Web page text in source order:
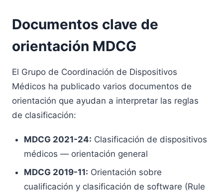
Documentos clave de
orientación MDCG
El Grupo de Coordinación de Dispositivos
Médicos ha publicado varios documentos de
orientación que ayudan a interpretar las reglas
de clasificación:
MDCG 2021-24: Clasificación de dispositivos
médicos — orientación general
MDCG 2019-11: Orientación sobre
cualificación y clasificación de software (Rule